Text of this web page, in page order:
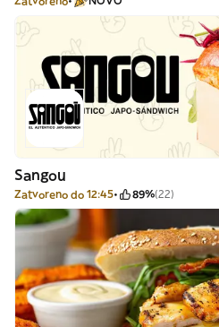
Sangou
Zatvoreno do 12:45 89%(22)